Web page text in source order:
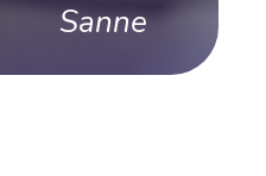
Sanne